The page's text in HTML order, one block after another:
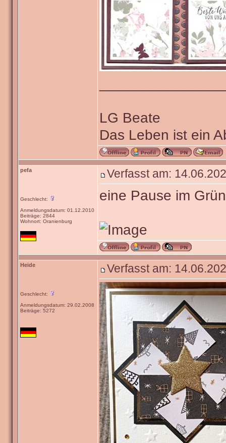
LG Beate
Das Leben ist ein
pefa
Geschlecht:
Anmeldungsdatum: 01.12.2010
Beiträge: 2844
Wohnort: Oranienburg
Verfasst am:
eine Pause im
Heide
Geschlecht:
Anmeldungsdatum: 29.02.2008
Beiträge: 5272
Verfasst am: